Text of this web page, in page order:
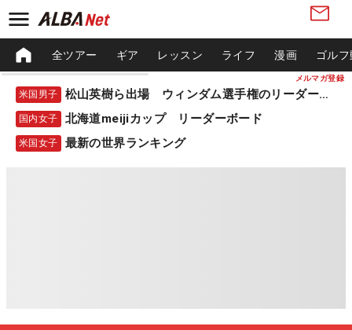
メルマガ登録
全ツアー ギア レッスン ライフ 漫画 ゴル
米国男子 松山英樹ら出場 ウィンダム選手権のリーダーボード
国内女子 北海道meijiカップ リーダーボード
米国女子 最新の世界ランキング